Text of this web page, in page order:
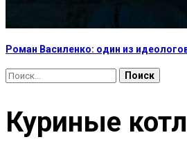
Роман Василенко: один из
Найти:
Куриные